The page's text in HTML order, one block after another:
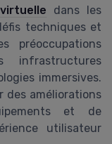
dans les
techniques et
préoccupations
infrastructures
immersives.
des améliorations
et de
utilisateur